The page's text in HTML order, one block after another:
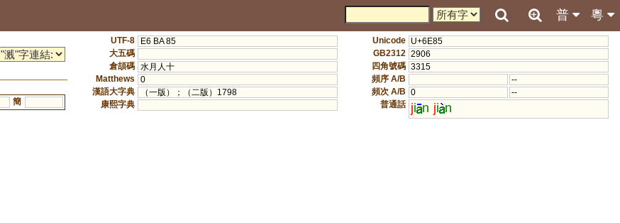
粵
普
簡
UTF-8
E6 BA 85
大五碼
倉頡碼 水月人十
Matthews
0
漢語大字典
（一版）；（二版）1798
康熙字典
Unicode U+6E85
GB2312 2906
四角號碼 3315
頻序 A/B
--
頻次 A/B 0
--
普通話 ji n ji n